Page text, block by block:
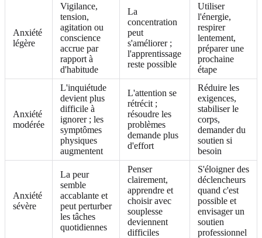
Anxiété
légère
Vigilance,
tension,
agitation ou
conscience
accrue par
rapport à
d'habitude
La
concentration
peut
s'améliorer ;
l'apprentissage
reste possible
Utiliser
l'énergie,
respirer
lentement,
préparer une
prochaine
étape
Anxiété
modérée
L'inquiétude
devient plus
difficile à
ignorer ; les
symptômes
physiques
augmentent
L'attention se
rétrécit ;
résoudre les
problèmes
demande plus
d'effort
Réduire les
exigences,
stabiliser le
corps,
demander du
soutien si
besoin
Anxiété
sévère
La peur
semble
accablante et
peut perturber
les tâches
quotidiennes
Penser
clairement,
apprendre et
choisir avec
souplesse
deviennent
difficiles
S'éloigner des
déclencheurs
quand c'est
possible et
envisager un
soutien
professionnel